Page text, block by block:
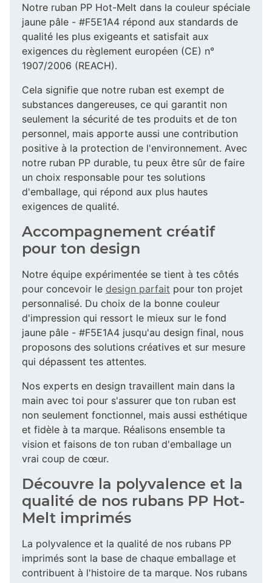
Notre ruban PP Hot-Melt dans la couleur spéciale
jaune pâle - #F5E1A4 répond aux standards de
qualité les plus exigeants et satisfait aux
exigences du règlement européen (CE) n°
1907/2006 (REACH).
Cela signifie que notre ruban est exempt de
substances dangereuses, ce qui garantit non
seulement la sécurité de tes produits et de ton
personnel, mais apporte aussi une contribution
positive à la protection de l'environnement. Avec
notre ruban PP durable, tu peux être sûr de faire
un choix responsable pour tes solutions
d'emballage, qui répond aux plus hautes
exigences de qualité.
Accompagnement créatif
pour ton design
Notre équipe expérimentée se tient à tes côtés
pour concevoir le design parfait pour ton projet
personnalisé. Du choix de la bonne couleur
d'impression qui ressort le mieux sur le fond
jaune pâle - #F5E1A4 jusqu'au design final, nous
proposons des solutions créatives et sur mesure
qui dépassent tes attentes.
Nos experts en design travaillent main dans la
main avec toi pour s'assurer que ton ruban est
non seulement fonctionnel, mais aussi esthétique
et fidèle à ta marque. Réalisons ensemble ta
vision et faisons de ton ruban d'emballage un
vrai coup de cœur.
Découvre la polyvalence et la
qualité de nos rubans PP Hot-
Melt imprimés
La polyvalence et la qualité de nos rubans PP
imprimés sont la base de chaque emballage et
contribuent à l'histoire de ta marque. Nos rubans